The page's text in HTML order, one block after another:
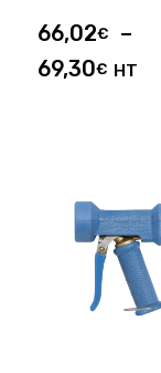
66,02€
–
69,30€ HT